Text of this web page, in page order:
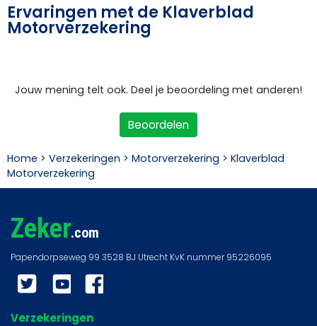
Ervaringen met de Klaverblad
Motorverzekering
Jouw mening telt ook. Deel je beoordeling met anderen!
Beoordelen
Home > Verzekeringen > Motorverzekering > Klaverblad
Motorverzekering
Zeker.com
Twitter YouTubeFacebook
Verzekeringen